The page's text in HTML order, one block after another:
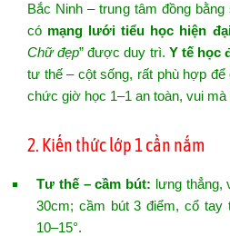
Bắc Ninh – trung tâm đồng
có mạng lưới tiểu học hiện
Chữ đẹp” được duy trì. Y tế học
tư thế – cột sống, rất phù hợp để
chức giờ học 1–1 an toàn, vui mà
2. Kiến thức lớp 1 cần nắm
Tư thế – cầm bút: lưng thẳng,
30cm; cầm bút 3 điểm, cổ tay
10–15°.